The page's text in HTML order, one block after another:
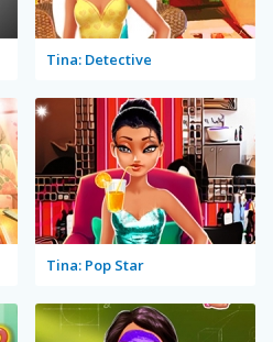
Tina: Detective
Tina: Pop Star